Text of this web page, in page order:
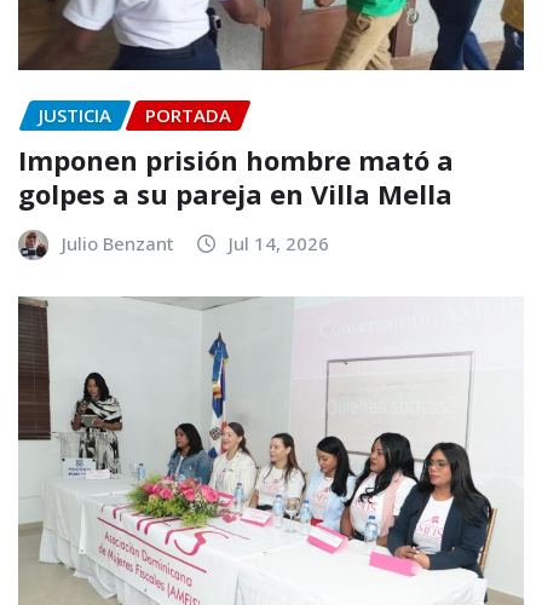
JUSTICIA PORTADA
Imponen prisión hombre mató a
golpes a su pareja en Villa Mella
Julio Benzant Jul 14, 2026